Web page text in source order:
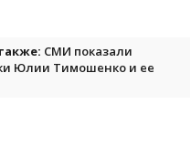
СМИ показали
Юлии Тимошенко и ее